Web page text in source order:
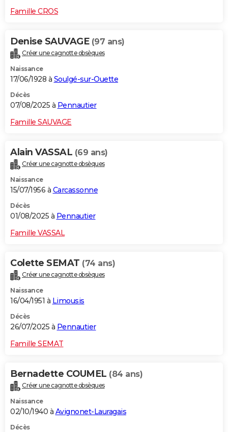
Famille CROS
Denise SAUVAGE (97 ans)
Créer une cagnotte obsèques
Naissance
17/06/1928 à Soulgé-sur-Ouette
Décès
07/08/2025 à Pennautier
Famille SAUVAGE
Alain VASSAL (69 ans)
Créer une cagnotte obsèques
Naissance
15/07/1956 à Carcassonne
Décès
01/08/2025 à Pennautier
Famille VASSAL
Colette SEMAT (74 ans)
Créer une cagnotte obsèques
Naissance
16/04/1951 à Limousis
Décès
26/07/2025 à Pennautier
Famille SEMAT
Bernadette COUMEL (84 ans)
Créer une cagnotte obsèques
Naissance
02/10/1940 à Avignonet-Lauragais
Décès